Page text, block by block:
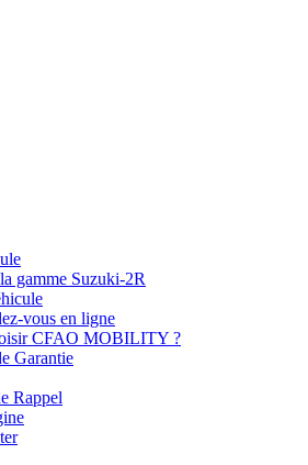
gamme Suzuki-2R
vous en ligne
CFAO MOBILITY ?
Garantie
Rappel